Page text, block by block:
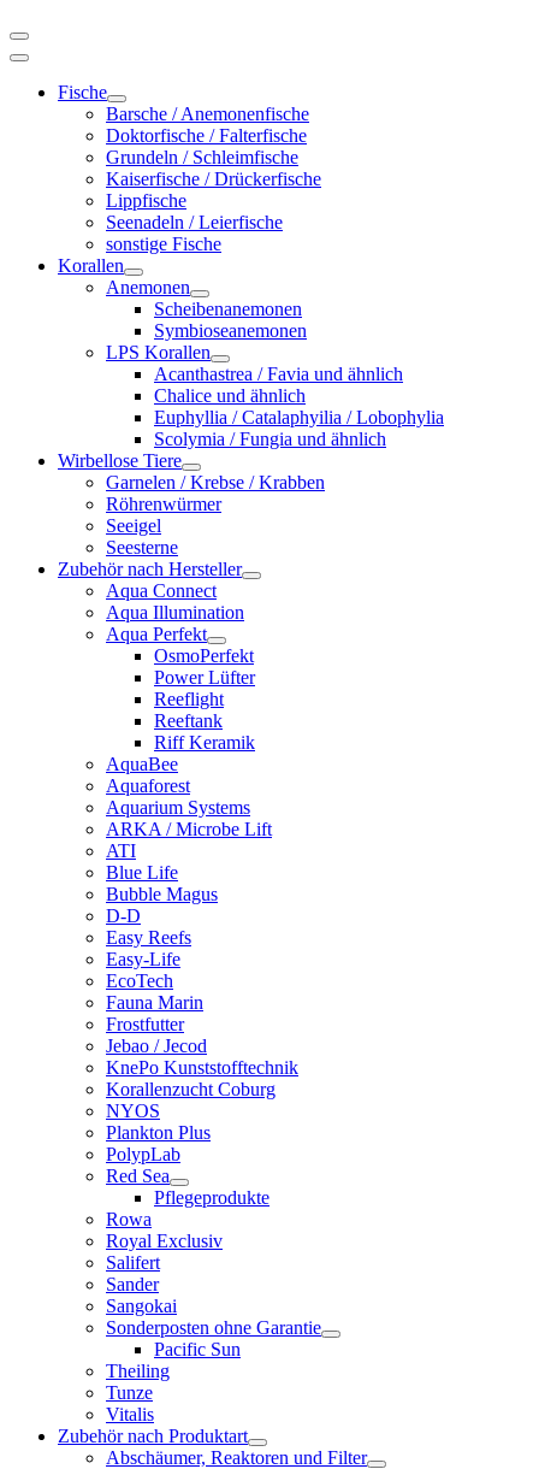
Fische
Barsche / Anemonenfische
Doktorfische / Falterfische
Grundeln / Schleimfische
Kaiserfische / Drückerfische
Lippfische
Seenadeln / Leierfische
sonstige Fische
Korallen
Anemonen
Scheibenanemonen
Symbioseanemonen
LPS Korallen
Acanthastrea / Favia und ähnlich
Chalice und ähnlich
Euphyllia / Catalaphyilia / Lobophylia
Scolymia / Fungia und ähnlich
Wirbellose Tiere
Garnelen / Krebse / Krabben
Röhrenwürmer
Seeigel
Seesterne
Zubehör nach Hersteller
Aqua Connect
Aqua Illumination
Aqua Perfekt
OsmoPerfekt
Power Lüfter
Reeflight
Reeftank
Riff Keramik
AquaBee
Aquaforest
Aquarium Systems
ARKA / Microbe Lift
ATI
Blue Life
Bubble Magus
D-D
Easy Reefs
Easy-Life
EcoTech
Fauna Marin
Frostfutter
Jebao / Jecod
KnePo Kunststofftechnik
Korallenzucht Coburg
NYOS
Plankton Plus
PolypLab
Red Sea
Pflegeprodukte
Rowa
Royal Exclusiv
Salifert
Sander
Sangokai
Sonderposten ohne Garantie
Pacific Sun
Theiling
Tunze
Vitalis
Zubehör nach Produktart
Abschäumer, Reaktoren und Filter